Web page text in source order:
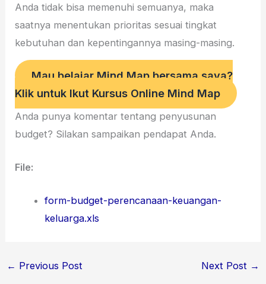
Anda tidak bisa memenuhi semuanya, maka
saatnya menentukan prioritas sesuai tingkat
kebutuhan dan kepentingannya masing-masing.
Mau belajar Mind Map bersama saya?
Klik untuk Ikut Kursus Online Mind Map
Anda punya komentar tentang penyusunan
budget? Silakan sampaikan pendapat Anda.
File:
form-budget-perencanaan-keuangan-
keluarga.xls
← Previous Post Next Post →